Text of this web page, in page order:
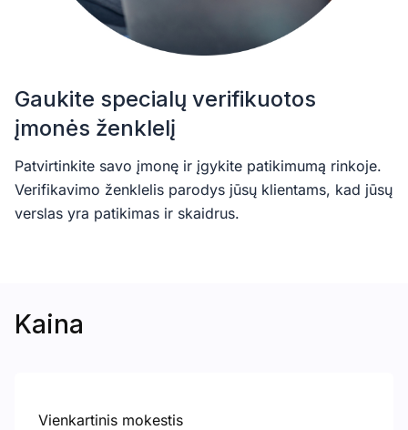
Gaukite specialų verifikuotos
įmonės ženklelį
Patvirtinkite savo įmonę ir įgykite patikimumą rinkoje.
Verifikavimo ženklelis parodys jūsų klientams, kad jūsų
verslas yra patikimas ir skaidrus.
Kaina
Vienkartinis mokestis